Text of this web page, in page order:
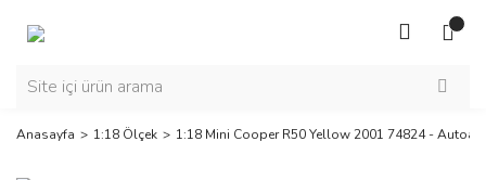
Anasayfa 1:18 Ölçek 1:18 Mini Cooper R50 Yellow 2001 74824 - Autoart